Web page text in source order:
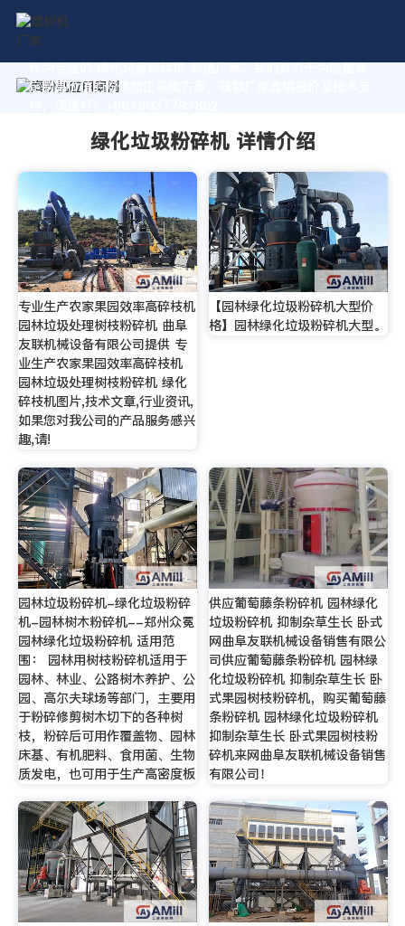
作为专业的 绿化垃圾粉碎机 制造厂家，我们致力于为您量身
定制高价值的粉体加工系统方案。获取厂家直销报价及技术支
绿化垃圾粉碎机 详情介绍
专业生产农家果园效率高碎枝机
园林垃圾处理树枝粉碎机 曲阜
友联机械设备有限公司提供 专
业生产农家果园效率高碎枝机
园林垃圾处理树枝粉碎机 绿化
碎枝机图片,技术文章,行业资讯,
如果您对我公司的产品服务感兴
趣,请!
【园林绿化垃圾粉碎机大型价
格】园林绿化垃圾粉碎机大型。
园林垃圾粉碎机-绿化垃圾粉碎
机-园林树木粉碎机--郑州众冕
园林绿化垃圾粉碎机 适用范
围： 园林用树枝粉碎机适用于
园林、林业、公路树木养护、公
园、高尔夫球场等部门，主要用
于粉碎修剪树木切下的各种树
枝，粉碎后可用作覆盖物、园林
床基、有机肥料、食用菌、生物
质发电，也可用于生产高密度板
供应葡萄藤条粉碎机 园林绿化
垃圾粉碎机 抑制杂草生长 卧式
网曲阜友联机械设备销售有限公
司供应葡萄藤条粉碎机 园林绿
化垃圾粉碎机 抑制杂草生长 卧
式果园树枝粉碎机，购买葡萄藤
条粉碎机 园林绿化垃圾粉碎机
抑制杂草生长 卧式果园树枝粉
碎机来网曲阜友联机械设备销售
有限公司！